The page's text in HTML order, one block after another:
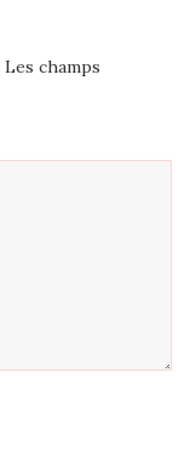
Les champs